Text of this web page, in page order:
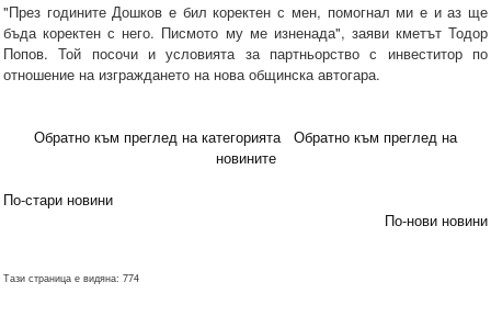
"През годините Дошков е бил коректен с мен, помогнал ми е и аз ще
бъда коректен с него. Писмото му ме изненада", заяви кметът Тодор
Попов. Той посочи и условията за партньорство с инвеститор по
отношение на изграждането на нова общинска автогара.
Обратно към преглед на категорията
Обратно към преглед на
новините
По-стари новини
По-нови новини
Тази страница е видяна: 774